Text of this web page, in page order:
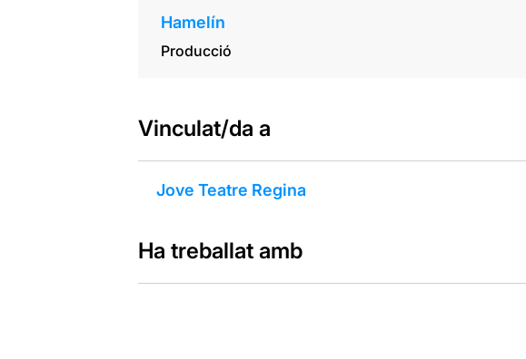
Hamelín
Producció
Vinculat/da a
Jove Teatre Regina
Ha treballat amb